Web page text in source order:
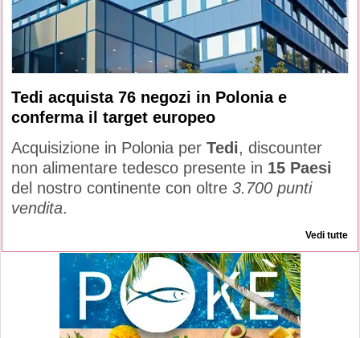
Tedi acquista 76 negozi in Polonia e
conferma il target europeo
Acquisizione in Polonia per Tedi, discounter
non alimentare tedesco presente in 15 Paesi
del nostro continente con oltre 3.700 punti
vendita.
Vedi tutte